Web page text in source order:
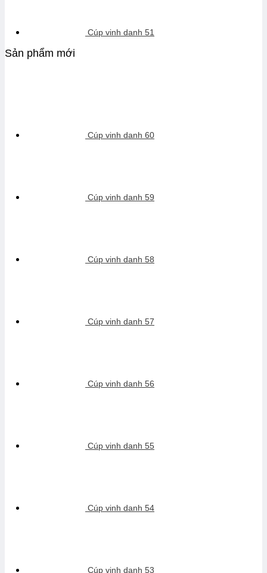
Cúp vinh danh 51
Sản phẩm mới
Cúp vinh danh 60
Cúp vinh danh 59
Cúp vinh danh 58
Cúp vinh danh 57
Cúp vinh danh 56
Cúp vinh danh 55
Cúp vinh danh 54
Cúp vinh danh 53